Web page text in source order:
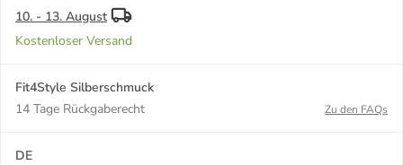
10. - 13. August
Kostenloser Versand
Fit4Style Silberschmuck
14 Tage Rückgaberecht
Zu den FAQs
DE